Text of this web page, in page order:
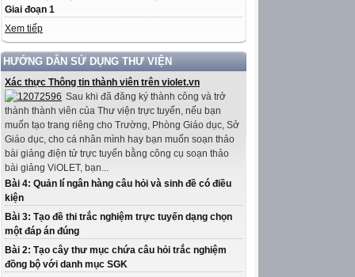
Giai đoạn 1
Xem tiếp
HƯỚNG DẪN SỬ DỤNG THƯ VIỆN
Xác thực Thông tin thành viên trên violet.vn
Sau khi đã đăng ký thành công và trở
thành thành viên của Thư viện trực tuyến, nếu bạn
muốn tạo trang riêng cho Trường, Phòng Giáo dục, Sở
Giáo dục, cho cá nhân mình hay bạn muốn soạn thảo
bài giảng điện tử trực tuyến bằng công cụ soạn thảo
bài giảng ViOLET, bạn...
Bài 4: Quản lí ngân hàng câu hỏi và sinh đề có điều
kiện
Bài 3: Tạo đề thi trắc nghiệm trực tuyến dạng chọn
một đáp án đúng
Bài 2: Tạo cây thư mục chứa câu hỏi trắc nghiệm
đồng bộ với danh mục SGK